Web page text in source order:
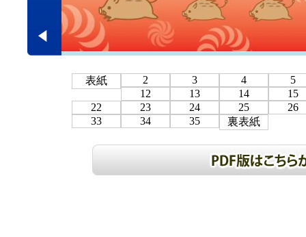
表紙 2 3 4
5
12
13 14
15
22
23 24 25
26
33
34 35 裏表紙